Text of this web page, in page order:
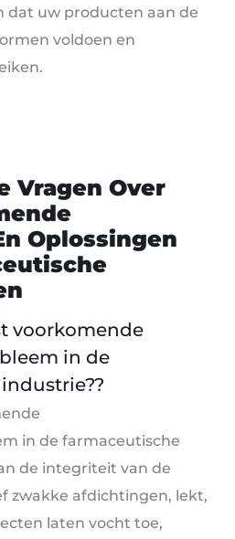
dat uw producten aan de
voldoen en
Vragen Over
Oplossingen
voorkomende
in de
in de farmaceutische
de integriteit van de
zwakke afdichtingen, lekt,
laten vocht toe,